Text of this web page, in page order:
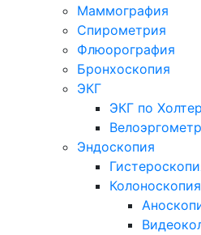
Маммография
Спирометрия
Флюорография
Бронхоскопия
ЭКГ
ЭКГ по
Эндоскопия
Колоноскопия